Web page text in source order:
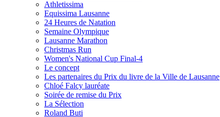
Athletissima
Equissima Lausanne
24 Heures de Natation
Semaine Olympique
Lausanne Marathon
Christmas Run
Women's National Cup Final-4
Le concept
Les partenaires du Prix du livre de la Ville de Lausanne
Chloé Falcy lauréate
Soirée de remise du Prix
La Sélection
Roland Buti